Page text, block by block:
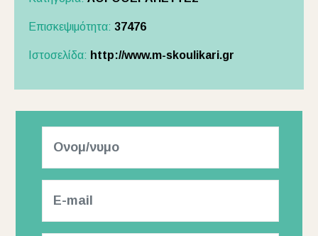
Επισκεψιμότητα: 37476
Ιστοσελίδα: http://www.m-skoulikari.gr